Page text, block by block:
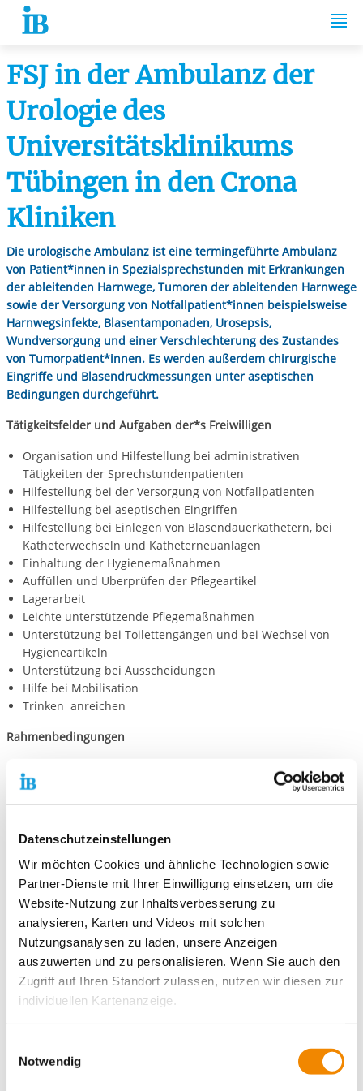
Datenschutzeinstellungen
Wir möchten Cookies und ähnliche Technologien sowie
Partner-Dienste mit Ihrer Einwilligung einsetzen, um die
Website-Nutzung zur Inhaltsverbesserung zu
analysieren, Karten und Videos mit solchen
Nutzungsanalysen zu laden, unsere Anzeigen
auszuwerten und zu personalisieren. Wenn Sie auch den
Zugriff auf Ihren Standort zulassen, nutzen wir diesen zur
individuellen Kartenanzeige.
unsere Partner Daten wie Ihre IP-Adresse und
verarbeiten diese zusammen mit Daten von anderen
Notwendig
Springe zum Inhalt
FSJ in der Ambulanz der
Urologie des
Universitätsklinikums
Tübingen in den Crona
Kliniken
Die urologische Ambulanz ist eine termingeführte Ambulanz
von Patient*innen in Spezialsprechstunden mit Erkrankungen
der ableitenden Harnwege, Tumoren der ableitenden Harnwege
sowie der Versorgung von Notfallpatient*innen beispielsweise
Harnwegsinfekte, Blasentamponaden, Urosepsis,
Wundversorgung und einer Verschlechterung des Zustandes
von Tumorpatient*innen. Es werden außerdem chirurgische
Eingriffe und Blasendruckmessungen unter aseptischen
Bedingungen durchgeführt.
Tätigkeitsfelder und Aufgaben der*s Freiwilligen
Organisation und Hilfestellung bei administrativen
Tätigkeiten der Sprechstundenpatienten
Hilfestellung bei der Versorgung von Notfallpatienten
Hilfestellung bei aseptischen Eingriffen
Hilfestellung bei Einlegen von Blasendauerkathetern, bei
Katheterwechseln und Katheterneuanlagen
Einhaltung der Hygienemaßnahmen
Auffüllen und Überprüfen der Pflegeartikel
Lagerarbeit
Leichte unterstützende Pflegemaßnahmen
Unterstützung bei Toilettengängen und bei Wechsel von
Hygieneartikeln
Unterstützung bei Ausscheidungen
Hilfe bei Mobilisation
Trinken anreichen
Rahmenbedingungen
Viel Kontakt mit Patienten (auch körperlich, v.a. Tätigkeiten
im Intimbereich)
Interesse an Urologie und Medizin allgemein
Kein allzu großes Schamgefühl
Ähnelt in Teilen Tätigkeiten auf Station
in der Regel ist Volljährigkeit erwünscht, sonst nach
Absprache
kein Wochenenddienst
Arbeitszeiten von Montag bis Freitag von 8 Uhr bis 16:12 Uhr
keine Schichtarbeit
Taschengeld: 436,92 € pro Monat
Hier kannst du dich bewerben: